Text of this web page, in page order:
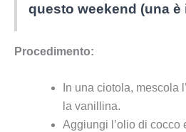
questo weekend (una
Procedimento:
In una ciotola, mescola
la vanillina.
Aggiungi l’olio di cocco